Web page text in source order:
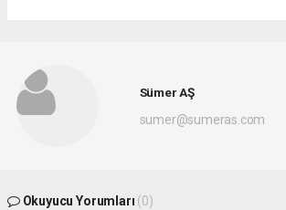
Sümer AŞ
sumer@sumeras.com
Okuyucu Yorumları (0)